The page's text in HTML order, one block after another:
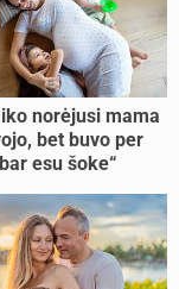
norėjusi mama
bet buvo per
esu šoke“